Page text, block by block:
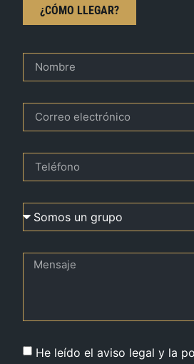
¿CÓMO LLEGAR?
He leído el aviso legal y la